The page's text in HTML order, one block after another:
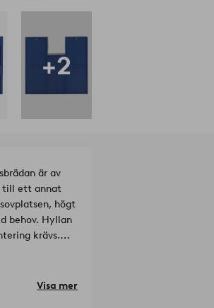
+2
är av
till ett annat
högt
behov. Hyllan
krävs.
Visa mer